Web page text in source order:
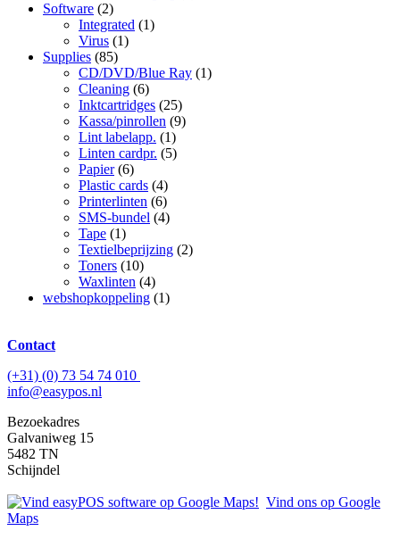
Software (2)
Integrated (1)
Virus (1)
Supplies (85)
CD/DVD/Blue Ray (1)
Cleaning (6)
Inktcartridges (25)
Kassa/pinrollen (9)
Lint labelapp. (1)
Linten cardpr. (5)
Papier (6)
Plastic cards (4)
Printerlinten (6)
SMS-bundel (4)
Tape (1)
Textielbeprijzing (2)
Toners (10)
Waxlinten (4)
webshopkoppeling (1)
Contact
(+31) (0) 73 54 74 010
info@easypos.nl
Bezoekadres
Galvaniweg 15
5482 TN
Schijndel
Vind ons op Google
Maps